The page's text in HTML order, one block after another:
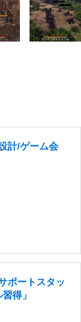
計/ゲーム会
ポートスタッ
得」